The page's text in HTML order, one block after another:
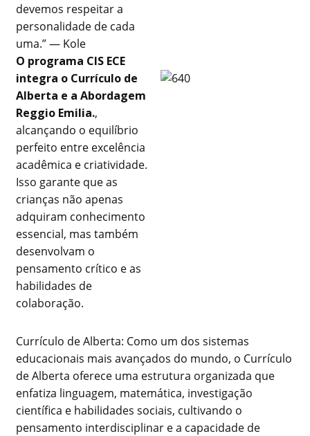
devemos respeitar a
personalidade de cada
uma.” — Kole
O programa CIS ECE
integra o Currículo de
Alberta e a Abordagem
Reggio Emilia.,
alcançando o equilíbrio
perfeito entre excelência
acadêmica e criatividade.
Isso garante que as
crianças não apenas
adquiram conhecimento
essencial, mas também
desenvolvam o
pensamento crítico e as
habilidades de
colaboração.
Currículo de Alberta: Como um dos sistemas
educacionais mais avançados do mundo, o Currículo
de Alberta oferece uma estrutura organizada que
enfatiza linguagem, matemática, investigação
científica e habilidades sociais, cultivando o
pensamento interdisciplinar e a capacidade de